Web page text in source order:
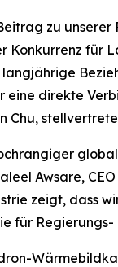
zu
Konkurrenz für
eine direkte
Chu,
Awsare,
zeigt, dass
für